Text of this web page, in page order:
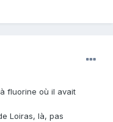
fluorine où il avait
Loiras, là, pas